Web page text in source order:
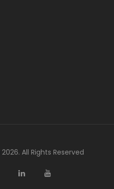
2026. All Rights Reserved